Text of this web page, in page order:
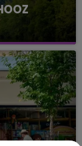
situation
est toujours